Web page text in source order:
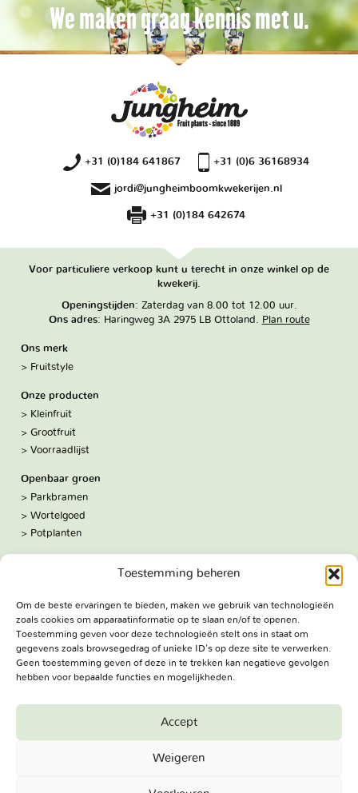
Toestemming beheren
Om de beste ervaringen te bieden, maken we gebruik van technologieën
zoals cookies om apparaatinformatie op te slaan en/of te openen.
Toestemming geven voor deze technologieën stelt ons in staat om
gegevens zoals browsegedrag of unieke ID's op deze site te verwerken.
Geen toestemming geven of deze in te trekken kan negatieve gevolgen
hebben voor bepaalde functies en mogelijkheden.
Accept
Weigeren
We maken graag kennis met u.
+31 (0)184 641867 +31 (0)6 36168934
jordi@jungheimboomkwekerijen.nl
+31 (0)184 642674
Voor particuliere verkoop kunt u terecht in onze winkel op de
kwekerij.
Openingstijden: Zaterdag van 8.00 tot 12.00 uur.
Ons adres: Haringweg 3A 2975 LB Ottoland. Plan route
Ons merk
Fruitstyle
Onze producten
Kleinfruit
Grootfruit
Voorraadlijst
Openbaar groen
Parkbramen
Wortelgoed
Potplanten
Volg ons:
Facebook
Bezoekadres
Haringweg 3A
2975 LB Ottoland
Reserved.